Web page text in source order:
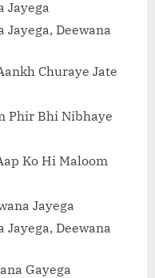
Jayega
Jayega, Deewana
Churaye Jate
Phir Bhi Nibhaye
Ko Hi Maloom
Jayega
Jayega, Deewana
Gayega